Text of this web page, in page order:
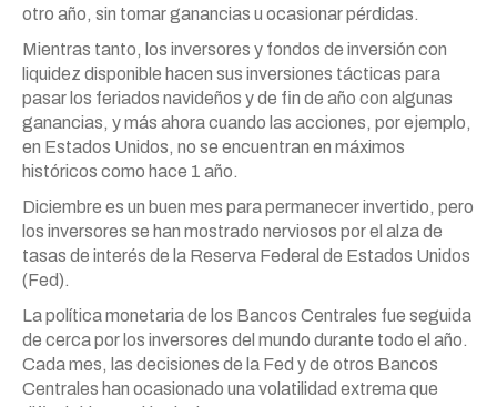
otro año, sin tomar ganancias u ocasionar pérdidas.
Mientras tanto, los inversores y fondos de inversión con
liquidez disponible hacen sus inversiones tácticas para
pasar los feriados navideños y de fin de año con algunas
ganancias, y más ahora cuando las acciones, por ejemplo,
en Estados Unidos, no se encuentran en máximos
históricos como hace 1 año.
Diciembre es un buen mes para permanecer invertido, pero
los inversores se han mostrado nerviosos por el alza de
tasas de interés de la Reserva Federal de Estados Unidos
(Fed).
La política monetaria de los Bancos Centrales fue seguida
de cerca por los inversores del mundo durante todo el año.
Cada mes, las decisiones de la Fed y de otros Bancos
Centrales han ocasionado una volatilidad extrema que